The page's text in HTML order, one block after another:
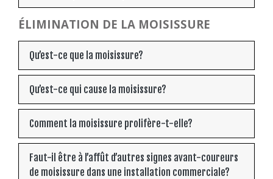
ÉLIMINATION DE LA MOISISSURE
Qu’est-ce que la moisissure?
Qu’est-ce qui cause la moisissure?
Comment la moisissure prolifère-t-elle?
Faut-il être à l’affût d’autres signes avant-coureurs
de moisissure dans une installation commerciale?